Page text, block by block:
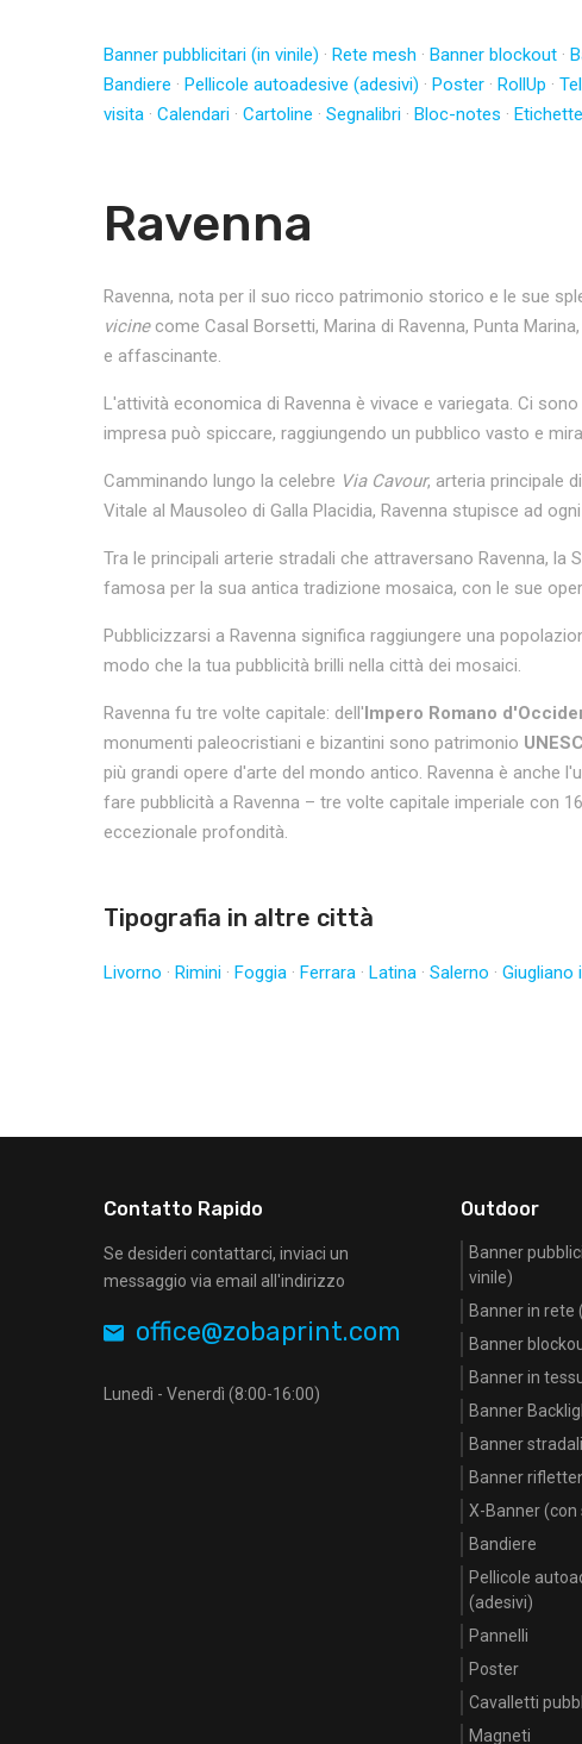
Banner pubblicitari (in vinile) · Rete mesh · Banner blockout ·
Bandiere · Pellicole autoadesive (adesivi) · Poster · RollUp ·
visita · Calendari · Cartoline · Segnalibri · Bloc-notes · Etichette
Ravenna
Ravenna, nota per il suo ricco patrimonio storico e le sue
vicinecome Casal Borsetti, Marina di Ravenna, Punta
e affascinante.
L'attività economica di Ravenna è vivace e variegata. Ci
impresa può spiccare, raggiungendo un pubblico vasto e
Camminando lungo la celebre Via Cavour, arteria principale
Vitale al Mausoleo di Galla Placidia, Ravenna stupisce ad
Tra le principali arterie stradali che attraversano Ravenna,
famosa per la sua antica tradizione mosaica, con le sue
Pubblicizzarsi a Ravenna significa raggiungere una
modo che la tua pubblicità brilli nella città dei mosaici.
Ravenna fu tre volte capitale: dell'Impero Romano
monumenti paleocristiani e bizantini sono patrimonio
più grandi opere d'arte del mondo antico. Ravenna è anche
fare pubblicità a Ravenna – tre volte capitale imperiale con
eccezionale profondità.
Tipografia in altre città
Livorno · Rimini · Foggia · Ferrara · Latina · Salerno · Giugliano
Contatto Rapido
Se desideri contattarci, inviaci un
messaggio via email all'indirizzo
office@zobaprint.com
Lunedì - Venerdì (8:00-16:00)
Outdoor
Banner
vinile)
Banner in rete
Banner
Banner in
Banner
Banner
Banner
X-Banner
Bandiere
Pellicole
(adesivi)
Pannelli
Poster
Cavalletti
Magneti